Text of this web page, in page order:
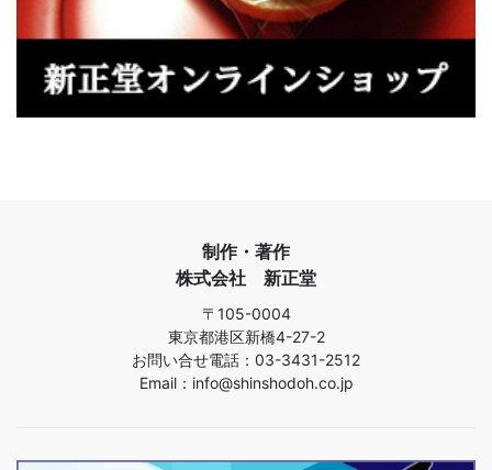
制作・著作
株式会社 新正堂
〒105-0004
東京都港区新橋4-27-2
お問い合せ電話：03-3431-2512
Email：info@shinshodoh.co.jp